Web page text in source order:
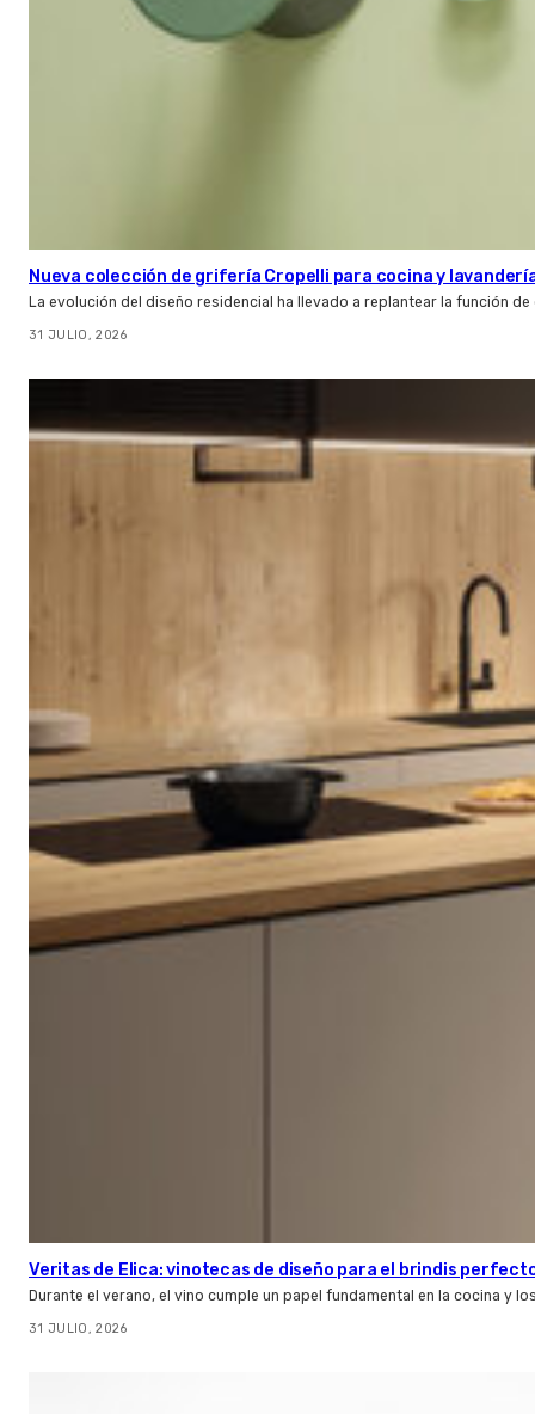
Nueva colección de grifería Cropelli para cocina y
La evolución del diseño residencial ha llevado a replantear la función
31 JULIO, 2026
Veritas de Elica: vinotecas de diseño para el brindis
Durante el verano, el vino cumple un papel fundamental en la cocina y
31 JULIO, 2026